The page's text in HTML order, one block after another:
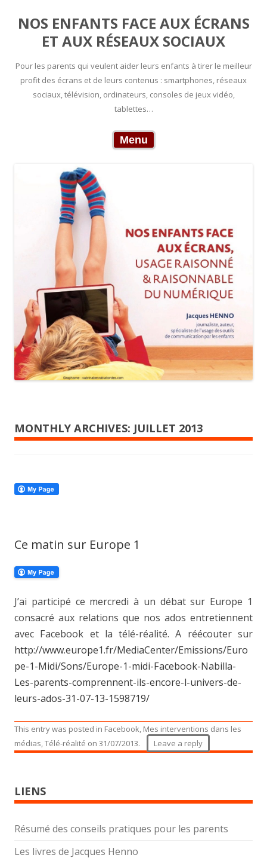
NOS ENFANTS FACE AUX ÉCRANS
ET AUX RÉSEAUX SOCIAUX
Pour les parents qui veulent aider leurs enfants à tirer le meilleur
profit des écrans et de leurs contenus : smartphones, réseaux
sociaux, télévision, ordinateurs, consoles de jeux vidéo,
tablettes…
Menu
MONTHLY ARCHIVES: JUILLET 2013
Ce matin sur Europe 1
J’ai participé ce mercredi à un débat sur Europe 1
consacré aux relations que nos ados entretiennent
avec Facebook et la télé-réalité. A réécouter sur
http://www.europe1.fr/MediaCenter/Emissions/Euro
pe-1-Midi/Sons/Europe-1-midi-Facebook-Nabilla-
Les-parents-comprennent-ils-encore-l-univers-de-
leurs-ados-31-07-13-1598719/
This entry was posted in Facebook, Mes interventions dans les
médias,Télé-réalité on 31/07/2013. Leave a reply
LIENS
Résumé des conseils pratiques pour les parents
Les livres de Jacques Henno